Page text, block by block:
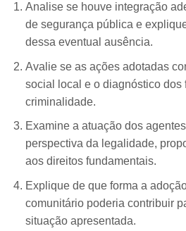
Analise se houve integração
de segurança pública e
dessa eventual ausência.
Avalie se as ações adotadas
social local e o diagnóstico dos
criminalidade.
Examine a atuação dos
perspectiva da legalidade,
aos direitos fundamentais.
Explique de que forma a
comunitário poderia contribuir
situação apresentada.